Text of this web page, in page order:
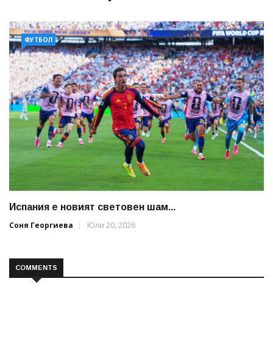
ФУТБОЛ
Испания е новият световен шам...
Соня Георгиева
Юли 20, 2026
COMMENTS